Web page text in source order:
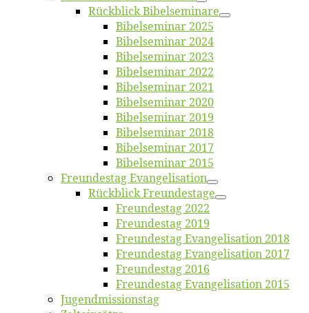
Rück­blick Bibelseminare
Bi­bel­se­mi­nar 2025
Bi­bel­se­mi­nar 2024
Bi­bel­se­mi­nar 2023
Bi­bel­se­mi­nar 2022
Bi­bel­se­mi­nar 2021
Bi­bel­se­mi­nar 2020
Bi­bel­se­mi­nar 2019
Bi­bel­se­mi­nar 2018
Bibelsemi­nar 2017
Bibelsemi­nar 2015
Freun­des­tag Evangelisation
Rück­blick Freundestage
Freun­des­tag 2022
Freun­des­tag 2019
Freun­des­tag Evan­ge­li­sa­ti­on 2018
Freun­des­tag Evan­ge­li­sa­ti­on 2017
Freun­des­tag 2016
Freun­des­tag Evan­ge­li­sa­ti­on 2015
Jugend­mis­sions­tag